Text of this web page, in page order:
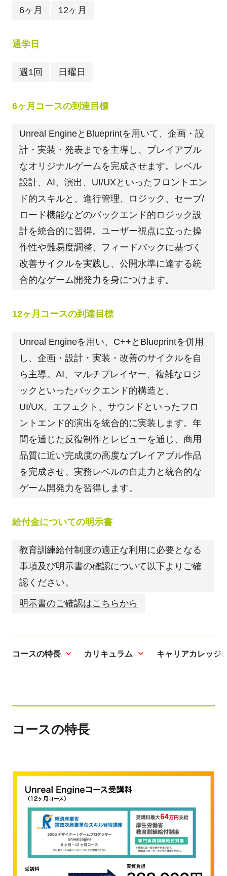
6ヶ月 12ヶ月
通学日
週1回 日曜日
6ヶ月コースの到達目標
Unreal EngineとBlueprintを用いて、企画・設
計・実装・発表までを主導し、プレイアブル
なオリジナルゲームを完成させます。レベル
設計、AI、演出、UI/UXといったフロントエン
ド的スキルと、進行管理、ロジック、セーブ/
ロード機能などのバックエンド的ロジック設
計を統合的に習得。ユーザー視点に立った操
作性や難易度調整、フィードバックに基づく
改善サイクルを実践し、公開水準に達する統
合的なゲーム開発力を身につけます。
12ヶ月コースの到達目標
Unreal Engineを用い、C++とBlueprintを併用
し、企画・設計・実装・改善のサイクルを自
ら主導。AI、マルチプレイヤー、複雑なロジ
ックといったバックエンド的構造と、
UI/UX、エフェクト、サウンドといったフロ
ントエンド的演出を統合的に実装します。年
間を通じた反復制作とレビューを通じ、商用
品質に近い完成度の高度なプレイアブル作品
を完成させ、実務レベルの自走力と統合的な
ゲーム開発力を習得します。
給付金についての明示書
教育訓練給付制度の適正な利用に必要となる
事項及び明示書の確認について以下よりご確
認ください。
明示書のご確認はこちらから
コースの特長 カリキュラム キャリアカレッジ
コースの特長